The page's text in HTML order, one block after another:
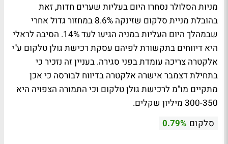
מניות הסלולר נסחרו היום בעליות שערים חדות, זאת
בהובלת מניית סלקום שזינקה 8.6% במחזור גדול אחרי
שבמהלך היום העליות במניה הגיעו לעד 14%. הסיבה לראלי
היא דיווחים בתקשורת לפיהם עסקת רכישת גולן טלקום ע"י
אלקטרה צריכה עומדת בפני סגירה. בעניין זה נזכיר כי
בתחילת דצמבר אישרה אלקטרה בדיווח לבורסה כי אכן
מתקיים מו"מ לרכישת גולן טלקום וכי התמורה הצפויה היא
300-350 מיליון שקלים.
סלקום 0.79%